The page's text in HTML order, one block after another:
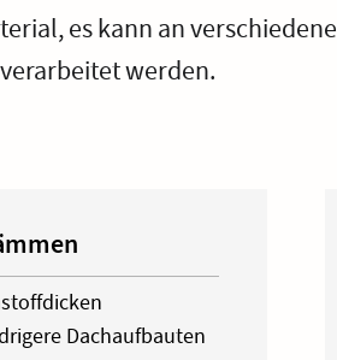
es kann an verschiedene
werden.
Dachaufbauten